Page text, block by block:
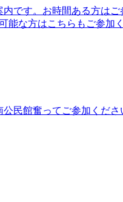
です。お時間ある方はご
能な方はこちらもご参
民館奮ってご参加くださ